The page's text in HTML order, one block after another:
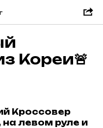
Кореи🚨
Кроссовер
на левом руле и